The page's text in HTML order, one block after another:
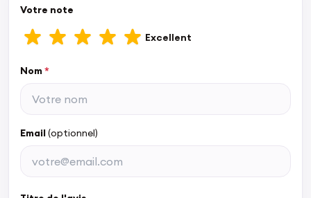
Votre note
Excellent
Nom*
Email(optionnel)